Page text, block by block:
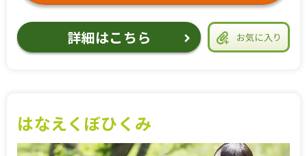
お気に入り
詳細はこちら
はなえくぼひくみ